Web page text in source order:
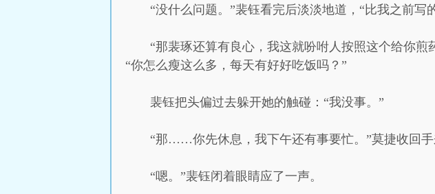
“没什么问题。”裴钰看完后淡淡地道，“比我之前
“那裴琢还算有良心，我这就吩咐人按照这个给你
“你怎么瘦这么多，每天有好好吃饭吗？”
裴钰把头偏过去躲开她的触碰：“我没事。”
“那……你先休息，我下午还有事要忙。”莫捷收回手
“嗯。”裴钰闭着眼睛应了一声。